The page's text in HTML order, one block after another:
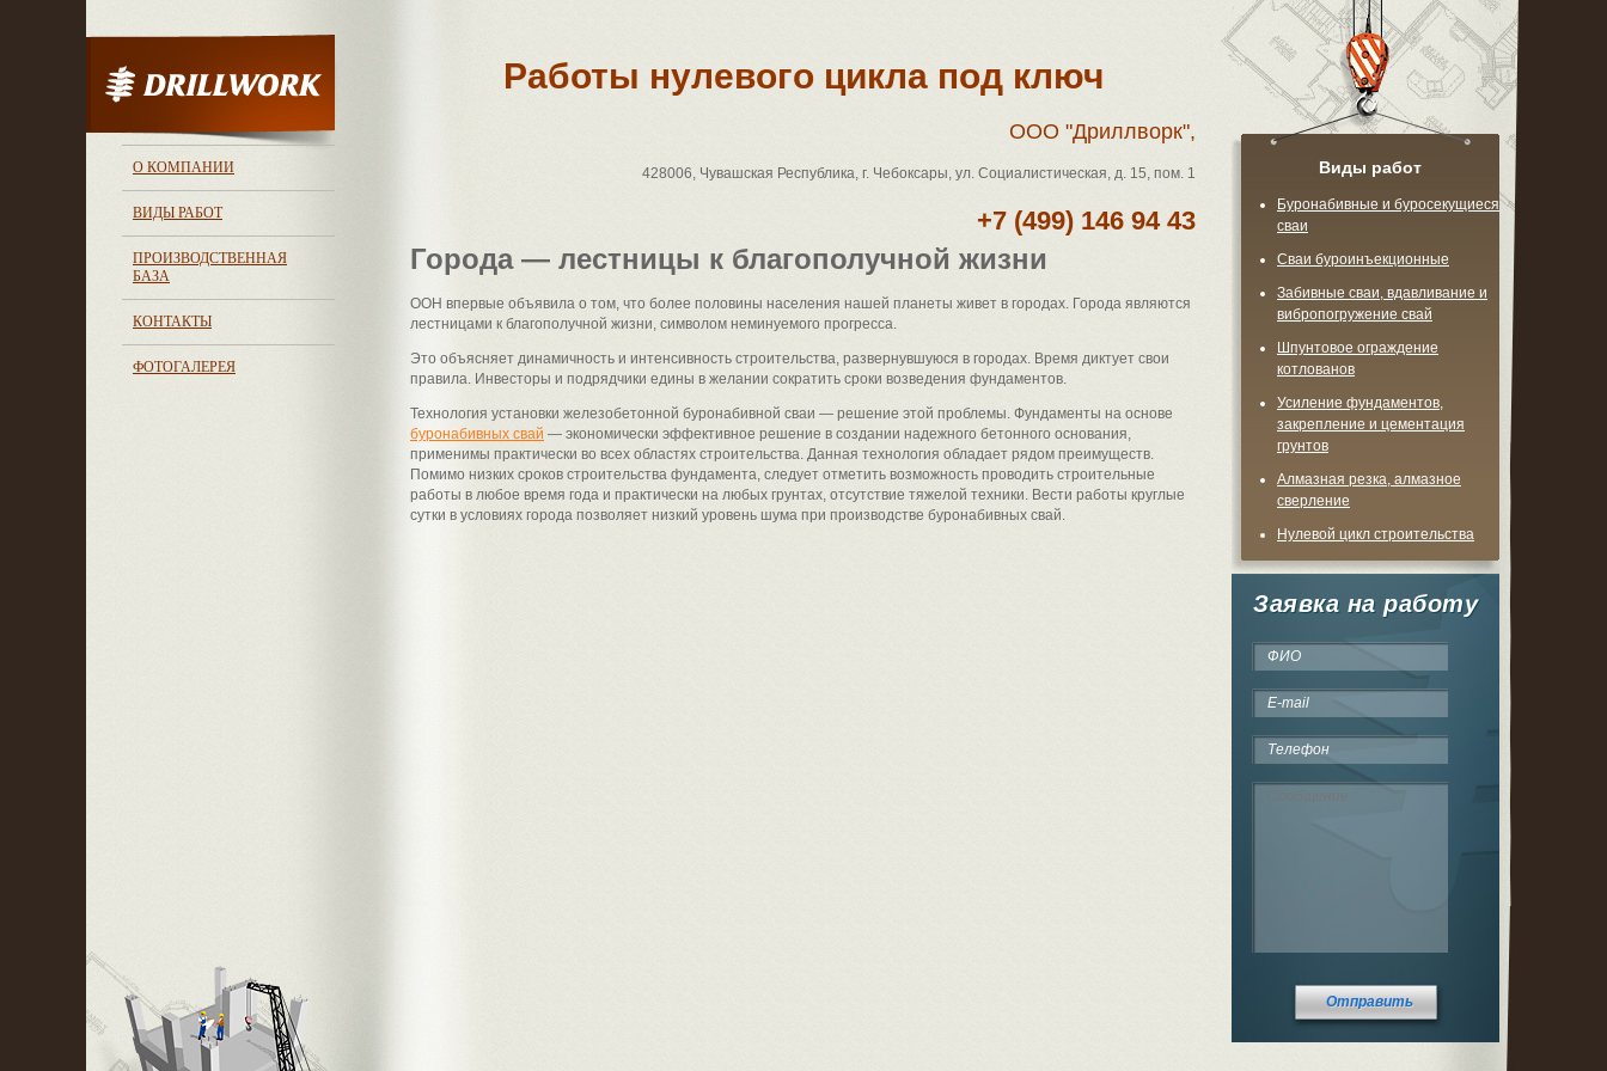
О КОМПАНИИ
ВИДЫ РАБОТ
ПРОИЗВОДСТВЕННАЯ
БАЗА
КОНТАКТЫ
ФОТОГАЛЕРЕЯ
Работы нулевого цикла под ключ
ООО "Дриллворк",
428006, Чувашская Республика, г. Чебоксары, ул. Социалистическая, д. 15, пом. 1
+7 (499) 146 94 43
Города — лестницы к благополучной жизни
ООН впервые объявила о том, что более половины населения нашей планеты живет в городах. Города являются
лестницами к благополучной жизни, символом неминуемого прогресса.
Это объясняет динамичность и интенсивность строительства, развернувшуюся в городах. Время диктует свои
правила. Инвесторы и подрядчики едины в желании сократить сроки возведения фундаментов.
Технология установки железобетонной буронабивной сваи — решение этой проблемы. Фундаменты на основе
буронабивных свай — экономически эффективное решение в создании надежного бетонного основания,
применимы практически во всех областях строительства. Данная технология обладает рядом преимуществ.
Помимо низких сроков строительства фундамента, следует отметить возможность проводить строительные
работы в любое время года и практически на любых грунтах, отсутствие тяжелой техники. Вести работы круглые
сутки в условиях города позволяет низкий уровень шума при производстве буронабивных свай.
Виды работ
Буронабивные и буросекущиеся
сваи
Сваи буроинъекционные
Забивные сваи, вдавливание и
вибропогружение свай
Шпунтовое ограждение
котлованов
Усиление фундаментов,
закрепление и цементация
грунтов
Алмазная резка, алмазное
сверление
Нулевой цикл строительства
Заявка на работу